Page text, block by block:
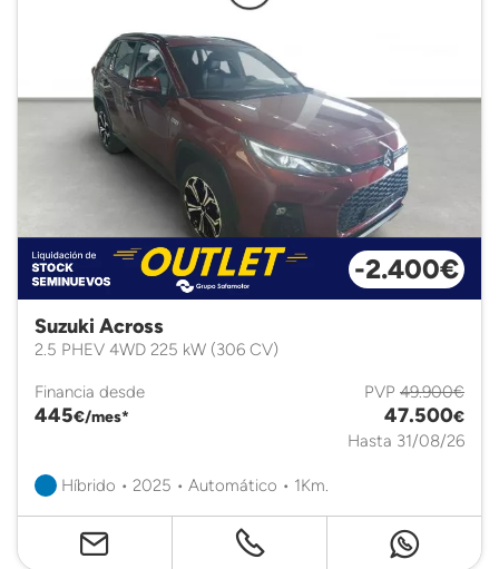
-2.400€
Suzuki Across
2.5 PHEV 4WD 225 kW (306 CV)
Financia desde
445€/mes*
PVP 49.900€
47.500€
Hasta 31/08/26
Híbrido • 2025 • Automático • 1Km.